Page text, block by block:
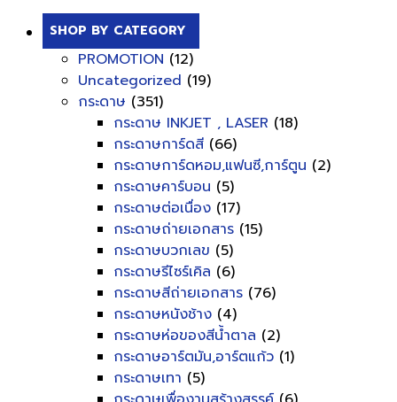
SHOP BY CATEGORY
PROMOTION (12)
Uncategorized (19)
กระดาษ (351)
กระดาษ INKJET , LASER (18)
กระดาษการ์ดสี (66)
กระดาษการ์ดหอม,แฟนซี,การ์ตูน (2)
กระดาษคาร์บอน (5)
กระดาษต่อเนื่อง (17)
กระดาษถ่ายเอกสาร (15)
กระดาษบวกเลข (5)
กระดาษรีไซร์เคิล (6)
กระดาษสีถ่ายเอกสาร (76)
กระดาษหนังช้าง (4)
กระดาษห่อของสีน้ำตาล (2)
กระดาษอาร์ตมัน,อาร์ตแก้ว (1)
กระดาษเทา (5)